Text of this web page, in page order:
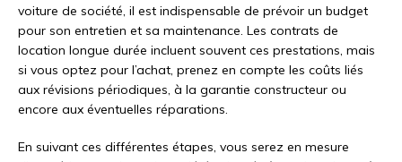
voiture de société, il est indispensable de prévoir un budget
pour son entretien et sa maintenance. Les contrats de
location longue durée incluent souvent ces prestations, mais
si vous optez pour l’achat, prenez en compte les coûts liés
aux révisions périodiques, à la garantie constructeur ou
encore aux éventuelles réparations.
En suivant ces différentes étapes, vous serez en mesure